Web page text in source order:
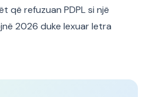
që refuzuan PDPL si një
2026 duke lexuar letra